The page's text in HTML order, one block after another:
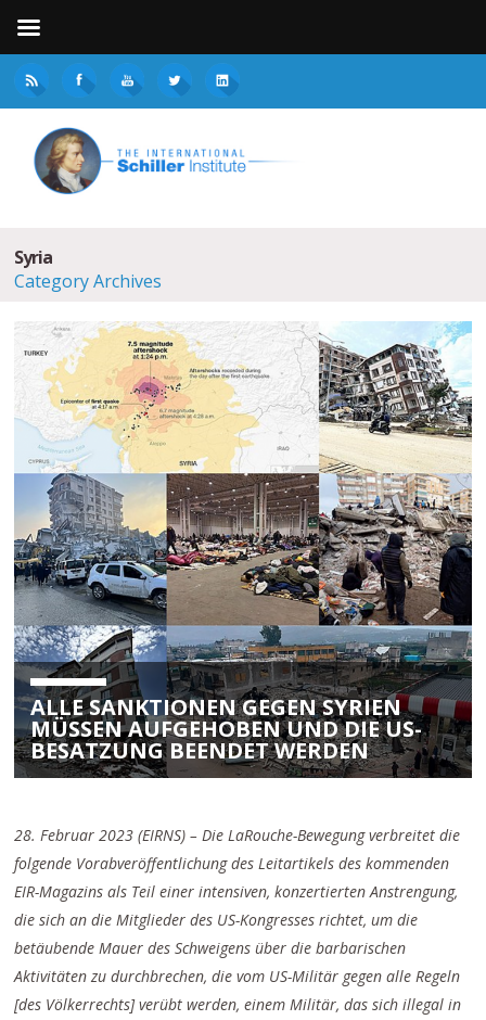
Syria
Category Archives
ALLE SANKTIONEN GEGEN SYRIEN
MÜSSEN AUFGEHOBEN UND DIE US-
BESATZUNG BEENDET WERDEN
28. Februar 2023 (EIRNS) – Die LaRouche-Bewegung verbreitet die
folgende Vorabveröffentlichung des Leitartikels des kommenden
EIR-Magazins als Teil einer intensiven, konzertierten Anstrengung,
die sich an die Mitglieder des US-Kongresses richtet, um die
betäubende Mauer des Schweigens über die barbarischen
Aktivitäten zu durchbrechen, die vom US-Militär gegen alle Regeln
[des Völkerrechts] verübt werden, einem Militär, das sich illegal in